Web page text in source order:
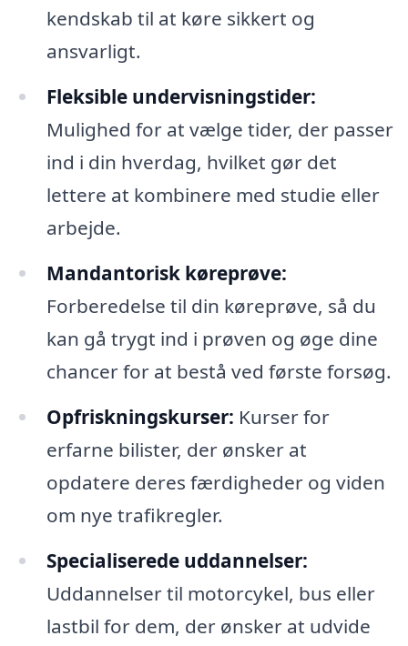
kendskab til at køre sikkert og
ansvarligt.
Fleksible undervisningstider:
Mulighed for at vælge tider, der passer
ind i din hverdag, hvilket gør det
lettere at kombinere med studie eller
arbejde.
Mandantorisk køreprøve:
Forberedelse til din køreprøve, så du
kan gå trygt ind i prøven og øge dine
chancer for at bestå ved første forsøg.
Opfriskningskurser: Kurser for
erfarne bilister, der ønsker at
opdatere deres færdigheder og viden
om nye trafikregler.
Specialiserede uddannelser:
Uddannelser til motorcykel, bus eller
lastbil for dem, der ønsker at udvide